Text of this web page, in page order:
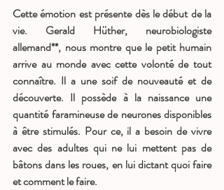
Cette émotion est présente dès le début de la
vie. Gerald Hüther, neurobiologiste
allemand**, nous montre que le petit humain
arrive au monde avec cette volonté de tout
connaître. Il a une soif de nouveauté et de
découverte. Il possède à la naissance une
quantité faramineuse de neurones disponibles
à être stimulés. Pour ce, il a besoin de vivre
avec des adultes qui ne lui mettent pas de
bâtons dans les roues, en lui dictant quoi faire
et comment le faire.